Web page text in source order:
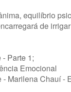
equilíbrio
de
Parte 1;
Emocional
Marilena Chauí -